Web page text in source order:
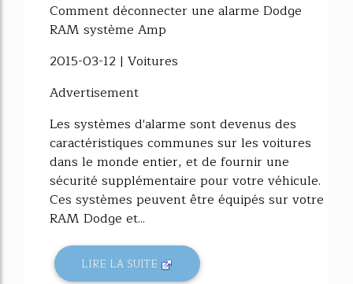
Comment déconnecter une alarme Dodge
RAM système Amp
2015-03-12 | Voitures
Advertisement
Les systèmes d'alarme sont devenus des
caractéristiques communes sur les voitures
dans le monde entier, et de fournir une
sécurité supplémentaire pour votre véhicule.
Ces systèmes peuvent être équipés sur votre
RAM Dodge et...
LIRE LA SUITE